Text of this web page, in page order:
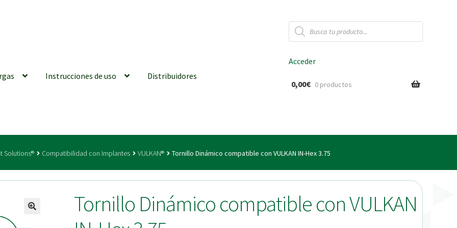
Búsqueda
de
productos
Instrucciones de uso Distribuidores
generales Conexiones CAD CAM Distribuidores Finalizar Pedido
| Tienda Online!
Acceder
0,00€ 0 productos
Solutions® Compatibilidad con Implantes VULKAN® Tornillo Dinámico compatible con VULKAN IN-Hex 3.75
Tornillo Dinámico compatible con VULKAN